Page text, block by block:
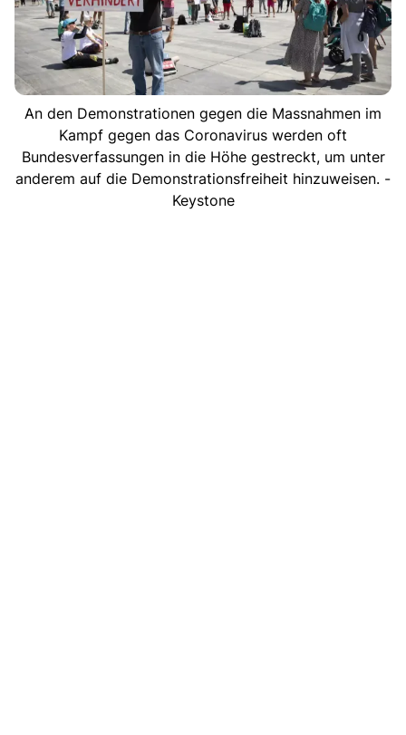
An den Demonstrationen gegen die Massnahmen im
Kampf gegen das Coronavirus werden oft
Bundesverfassungen in die Höhe gestreckt, um unter
anderem auf die Demonstrationsfreiheit hinzuweisen. -
Keystone